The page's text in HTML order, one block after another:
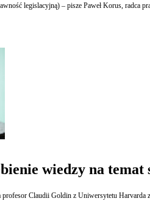
legislacyjną) – pisze Paweł Korus, radca
wiedzy na